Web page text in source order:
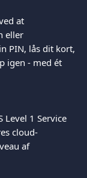
at
eller
PIN, lås dit kort,
igen - med ét
Level 1 Service
cloud-
af